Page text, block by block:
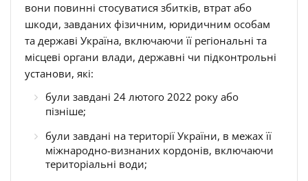
вони повинні стосуватися збитків, втрат або
шкоди, завданих фізичним, юридичним особам
та державі Україна, включаючи її регіональні та
місцеві органи влади, державні чи підконтрольні
установи, які:
були завдані 24 лютого 2022 року або
пізніше;
були завдані на території України, в межах її
міжнародно-визнаних кордонів, включаючи
територіальні води;